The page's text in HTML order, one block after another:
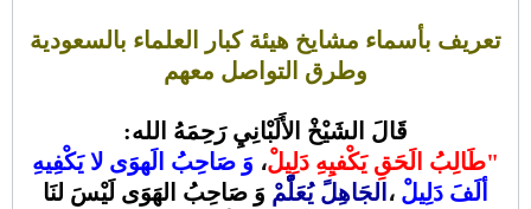
تعريف بأسماء مشايخ هيئة كبار العلماء بالسعودية
وطرق التواصل معهم
قَالَ الشَيْخْ الأَلَبْانِيِ رَحِمَهُ الله:
"طَالِبُ الَحَقِ يَكْفيِهِ دَلِيلْ، وَ صَاحِبُ الَهوَى لا يَكْفِيهِ
ألَفَ دَلِيلْ ، الجَاهِلً يُعَلّْمْ وَ صَاحِبُ الهَوَى لَيْسَ لنَا